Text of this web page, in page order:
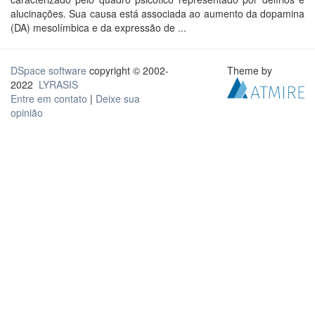
alucinações. Sua causa está associada ao aumento da dopamina
(DA) mesolímbica e da expressão de ...
DSpace software copyright © 2002-
2022 LYRASIS
Entre em contato | Deixe sua
opinião
Theme by